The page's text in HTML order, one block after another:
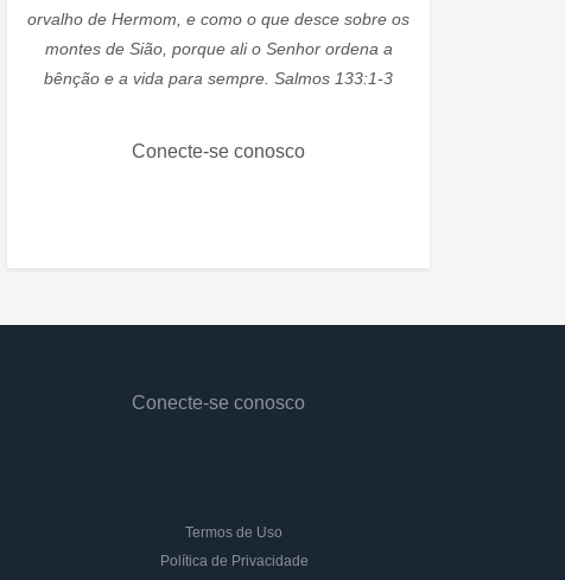
orvalho de Hermom, e como o que desce sobre os
montes de Sião, porque ali o Senhor ordena a
bênção e a vida para sempre. Salmos 133:1-3
Conecte-se conosco
Conecte-se conosco
Termos de Uso
Política de Privacidade